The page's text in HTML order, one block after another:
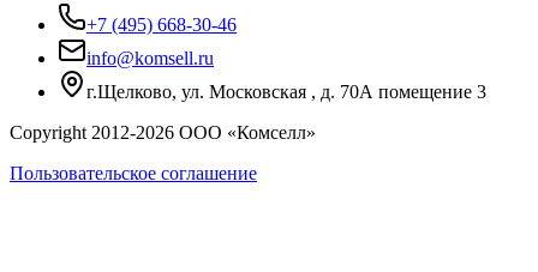
+7 (495) 668-30-46
info@komsell.ru
г.Щелково, ул. Московская , д. 70А помещение 3
Copyright 2012-2026 ООО «Комселл»
Пользовательское соглашение